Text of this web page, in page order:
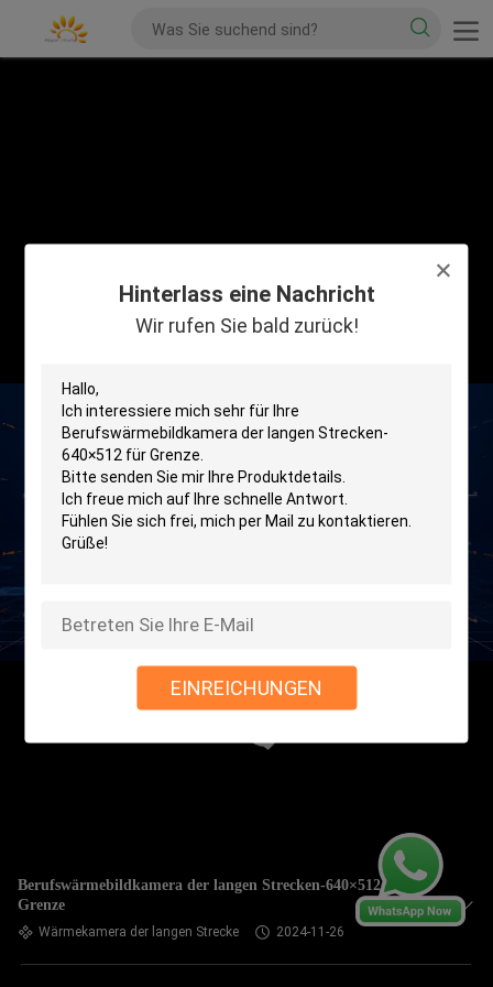
Hinterlass eine Nachricht
Wir rufen Sie bald zurück!
EINREICHUNGEN
Berufswärmebildkamera der langen Strecken-640×512 für
Grenze
Wärmekamera der langen Strecke 2024-11-26